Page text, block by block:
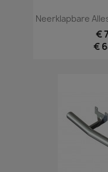
Neerklapbare
€
€